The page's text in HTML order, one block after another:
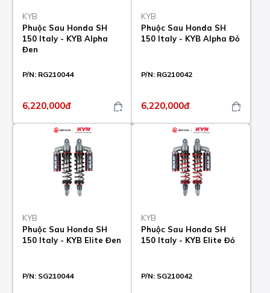
KYB
Phuộc Sau Honda SH
150 Italy - KYB Alpha
Đen
P/N: RG210044
6,220,000đ
KYB
Phuộc Sau Honda SH
150 Italy - KYB Alpha Đỏ
P/N: RG210042
6,220,000đ
KYB
Phuộc Sau Honda SH
150 Italy - KYB Elite Đen
P/N: SG210044
KYB
Phuộc Sau Honda SH
150 Italy - KYB Elite Đỏ
P/N: SG210042